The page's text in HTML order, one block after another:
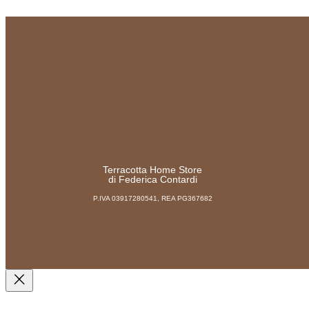
Terracotta Home Store
di Federica Contardi
P.IVA 03917280541, REA PG367682